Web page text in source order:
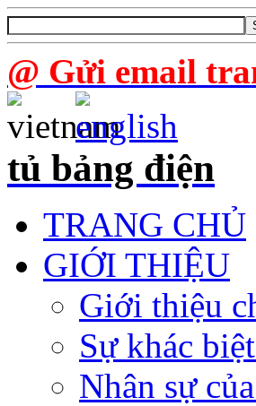
@ Gửi email
tủ bảng điện
TRANG CHỦ
GIỚI THIỆU
Giới thiệu
Sự khác
Nhân sự